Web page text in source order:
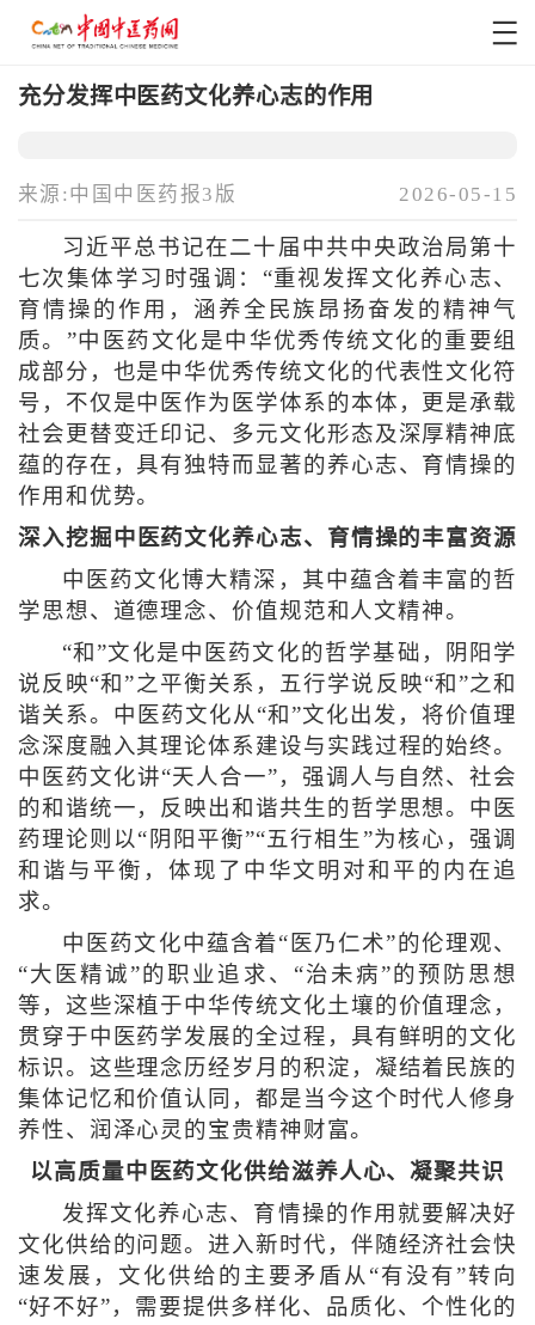
充分发挥中医药文化养心志的作用
来源:中国中医药报3版 2026-05-15
习近平总书记在二十届中共中央政治局第十
七次集体学习时强调：“重视发挥文化养心志、
育情操的作用，涵养全民族昂扬奋发的精神气
质。”中医药文化是中华优秀传统文化的重要组
成部分，也是中华优秀传统文化的代表性文化符
号，不仅是中医作为医学体系的本体，更是承载
社会更替变迁印记、多元文化形态及深厚精神底
蕴的存在，具有独特而显著的养心志、育情操的
作用和优势。
深入挖掘中医药文化养心志、育情操的丰富资源
中医药文化博大精深，其中蕴含着丰富的哲
学思想、道德理念、价值规范和人文精神。
“和”文化是中医药文化的哲学基础，阴阳学
说反映“和”之平衡关系，五行学说反映“和”之和
谐关系。中医药文化从“和”文化出发，将价值理
念深度融入其理论体系建设与实践过程的始终。
中医药文化讲“天人合一”，强调人与自然、社会
的和谐统一，反映出和谐共生的哲学思想。中医
药理论则以“阴阳平衡”“五行相生”为核心，强调
和谐与平衡，体现了中华文明对和平的内在追
求。
中医药文化中蕴含着“医乃仁术”的伦理观、
“大医精诚”的职业追求、“治未病”的预防思想
等，这些深植于中华传统文化土壤的价值理念，
贯穿于中医药学发展的全过程，具有鲜明的文化
标识。这些理念历经岁月的积淀，凝结着民族的
集体记忆和价值认同，都是当今这个时代人修身
养性、润泽心灵的宝贵精神财富。
以高质量中医药文化供给滋养人心、凝聚共识
发挥文化养心志、育情操的作用就要解决好
文化供给的问题。进入新时代，伴随经济社会快
速发展，文化供给的主要矛盾从“有没有”转向
“好不好”，需要提供多样化、品质化、个性化的